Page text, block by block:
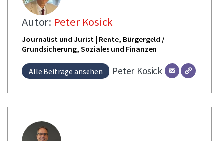
Autor: Peter Kosick
Journalist und Jurist | Rente, Bürgergeld /
Grundsicherung, Soziales und Finanzen
Alle Beiträge ansehen Peter Kosick